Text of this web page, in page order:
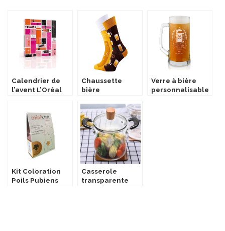
Calendrier de
l’avent L’Oréal
Chaussette
bière
Verre à bière
personnalisable
Kit Coloration
Poils Pubiens
Casserole
transparente